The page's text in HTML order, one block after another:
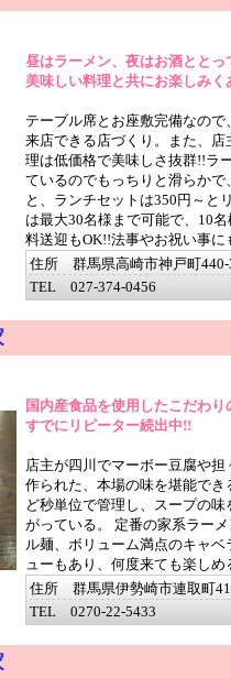
昼はラーメン、夜はお酒とと
美味しい料理と共にお楽しみく
テーブル席とお座敷完備なの
来店できる店づくり。また、
理は低価格で美味しさ抜群!!ラ
ているのでもっちりと滑らか
と、ランチセットは350円～と
は最大30名様まで可能で、10
料送迎もOK!!法事やお祝い事に
住所 群馬県高崎市神戸町440-
TEL 027-374-0456
国内産食品を使用したこだわり
すでにリピーター続出中!!
店主が四川でマーボー豆腐や
作られた、本場の味を堪能で
ど秒単位で管理し、スープの
がっている。 定番の家系ラー
ル麺、ボリューム満点のキャ
ューもあり、何度来ても楽し
住所 群馬県伊勢崎市連取町
TEL 0270-22-5433